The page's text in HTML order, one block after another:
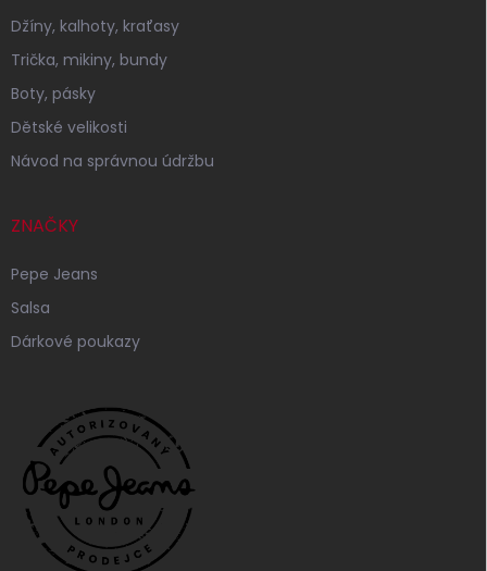
Džíny, kalhoty, kraťasy
Trička, mikiny, bundy
Boty, pásky
Dětské velikosti
Návod na správnou údržbu
ZNAČKY
Pepe Jeans
Salsa
Dárkové poukazy